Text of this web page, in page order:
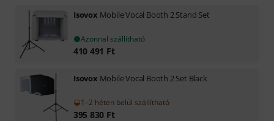
Isovox Mobile Vocal Booth 2 Stand Set
Azonnal szállítható
410 491 Ft
Isovox Mobile Vocal Booth 2 Set Black
1–2 héten belül szállítható
395 830 Ft